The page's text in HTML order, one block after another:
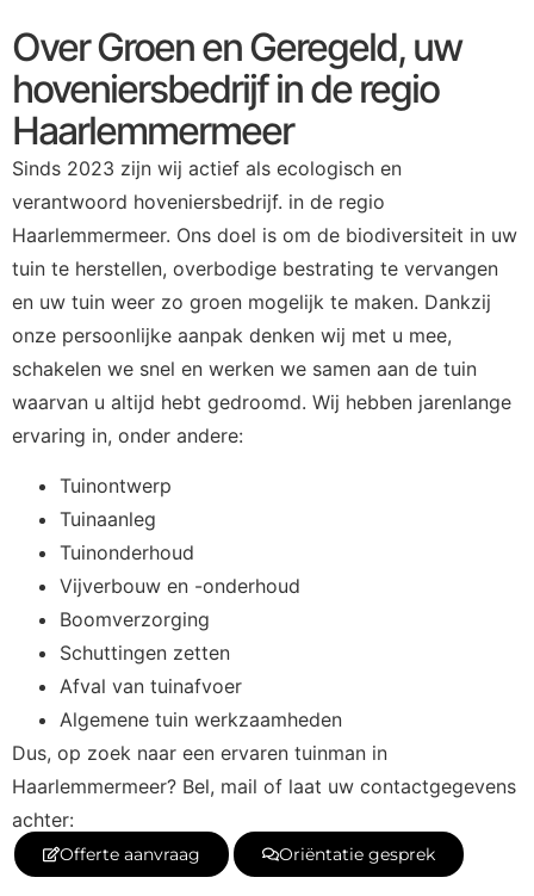
Over Groen en Geregeld, uw
hoveniersbedrijf in de regio
Haarlemmermeer
Sinds 2023 zijn wij actief als ecologisch en
verantwoord hoveniersbedrijf. in de regio
Haarlemmermeer. Ons doel is om de biodiversiteit in uw
tuin te herstellen, overbodige bestrating te vervangen
en uw tuin weer zo groen mogelijk te maken. Dankzij
onze persoonlijke aanpak denken wij met u mee,
schakelen we snel en werken we samen aan de tuin
waarvan u altijd hebt gedroomd. Wij hebben jarenlange
ervaring in, onder andere:
Tuinontwerp
Tuinaanleg
Tuinonderhoud
Vijverbouw en -onderhoud
Boomverzorging
Schuttingen zetten
Afval van tuinafvoer
Algemene tuin werkzaamheden
Dus, op zoek naar een ervaren tuinman in
Haarlemmermeer? Bel, mail of laat uw contactgegevens
achter:
Offerte aanvraag Oriëntatie gesprek